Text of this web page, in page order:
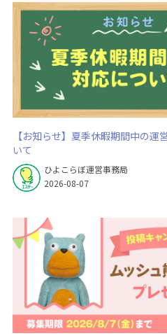
【お知らせ】夏季休暇期間中の運
いて
ひよこらぼ運営事務局
2026-08-07